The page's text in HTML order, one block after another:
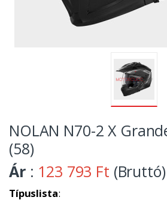
NOLAN N70-2 X
(58)
Ár : 123 793 Ft (Bruttó)
Típuslista: